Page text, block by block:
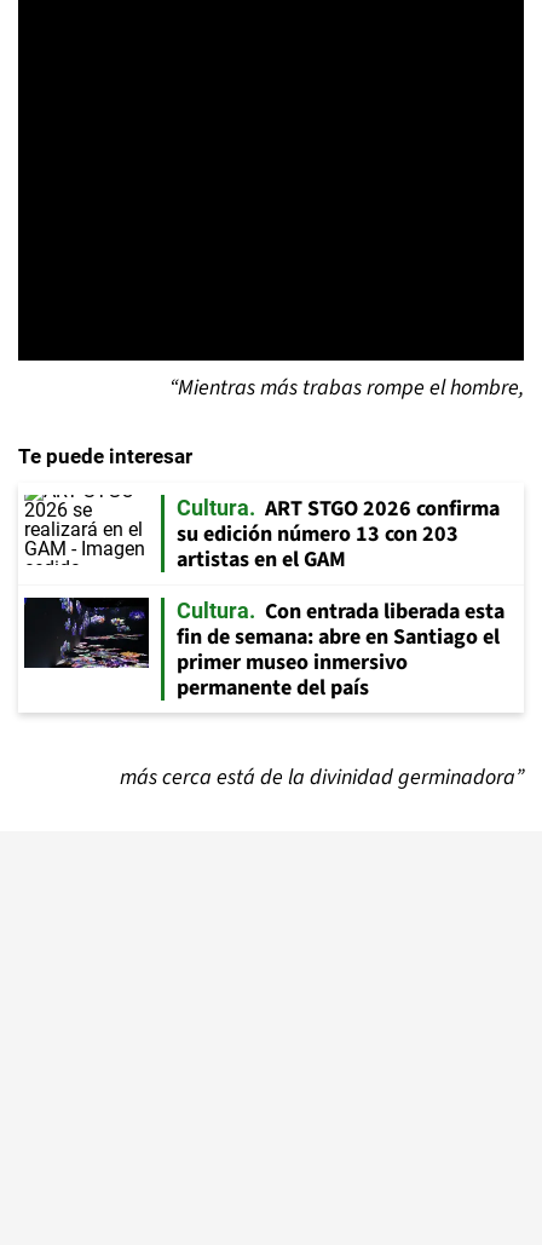
“Mientras más trabas rompe el hombre,
Te puede interesar
Cultura
ART STGO 2026 confirma
su edición número 13 con 203
artistas en el GAM
Cultura
Con entrada liberada esta
fin de semana: abre en Santiago el
primer museo inmersivo
permanente del país
más cerca está de la divinidad germinadora”